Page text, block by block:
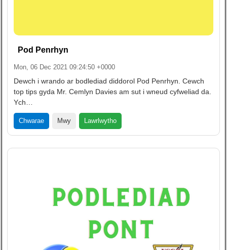
Pod Penrhyn
Mon, 06 Dec 2021 09:24:50 +0000
Dewch i wrando ar bodlediad diddorol Pod Penrhyn. Cewch
top tips gyda Mr. Cemlyn Davies am sut i wneud cyfweliad da.
Ych…
Chwarae Mwy Lawrlwytho